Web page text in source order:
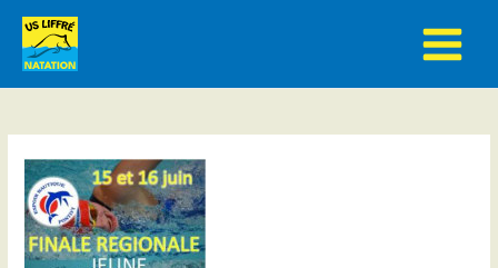
contenu